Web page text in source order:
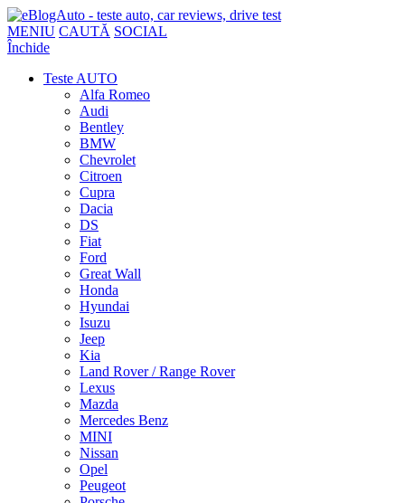
MENIU CAUTĂ SOCIAL
Închide
Teste AUTO
Alfa Romeo
Audi
Bentley
BMW
Chevrolet
Citroen
Cupra
Dacia
DS
Fiat
Ford
Great Wall
Honda
Hyundai
Isuzu
Jeep
Kia
Land Rover / Range Rover
Lexus
Mazda
Mercedes Benz
MINI
Nissan
Opel
Peugeot